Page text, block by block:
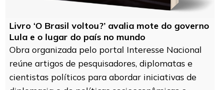
Livro ‘O Brasil voltou?’ avalia mote do governo
Lula e o lugar do país no mundo
Obra organizada pelo portal Interesse Nacional
reúne artigos de pesquisadores, diplomatas e
cientistas políticos para abordar iniciativas de